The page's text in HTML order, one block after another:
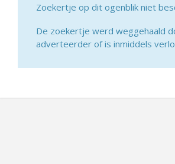
Zoekertje op dit ogenblik niet
De zoekertje werd weggehaald
adverteerder of is inmiddels